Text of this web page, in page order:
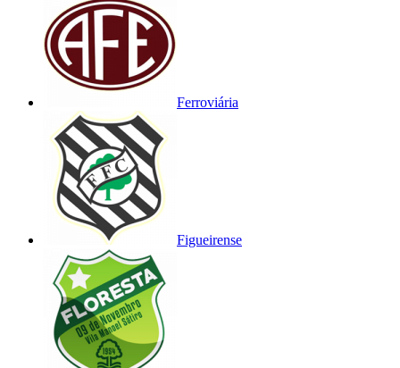
Ferroviária
Figueirense